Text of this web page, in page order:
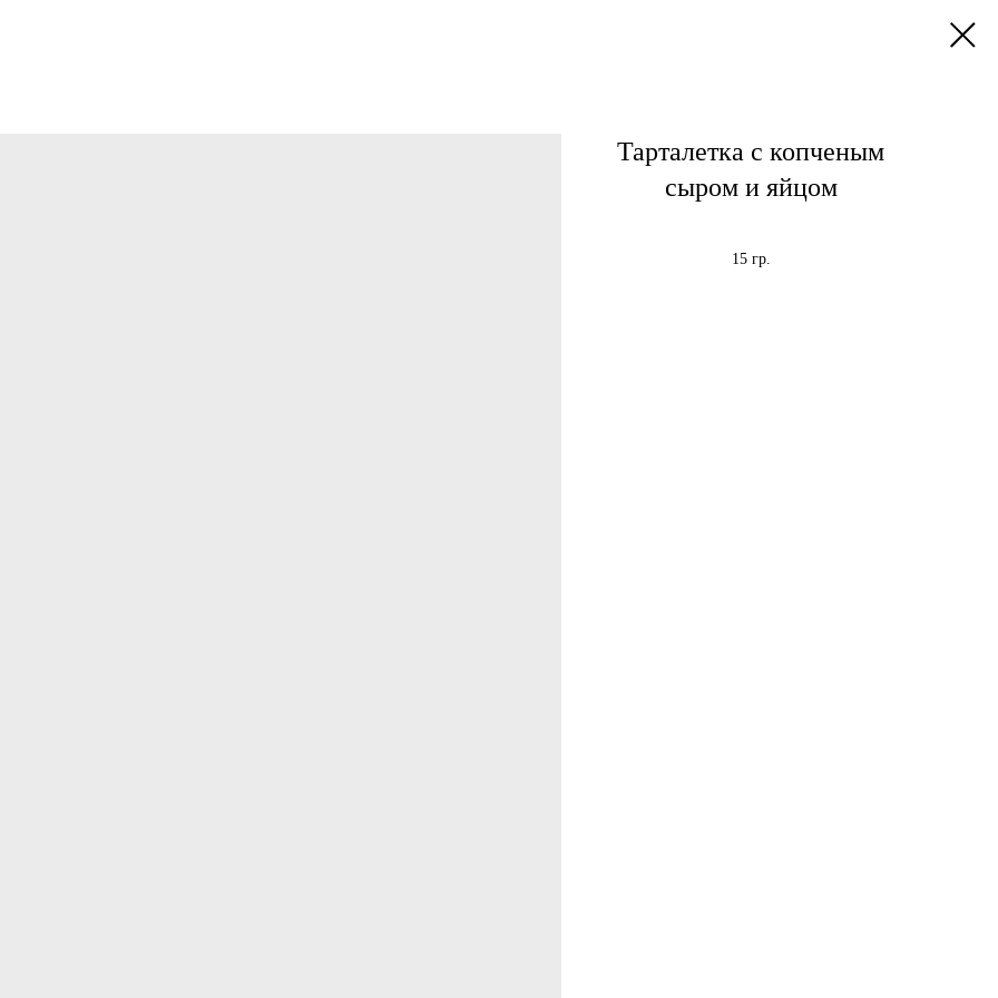
Тарталетка с копченым
сыром и яйцом
15 гр.